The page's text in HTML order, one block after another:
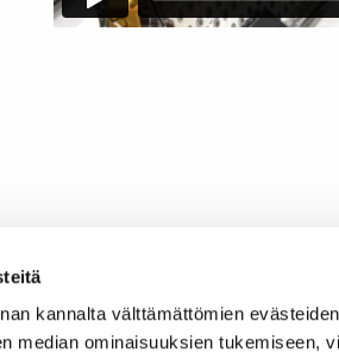
kannalta välttämättömien
median ominaisuuksien tukemiseen,